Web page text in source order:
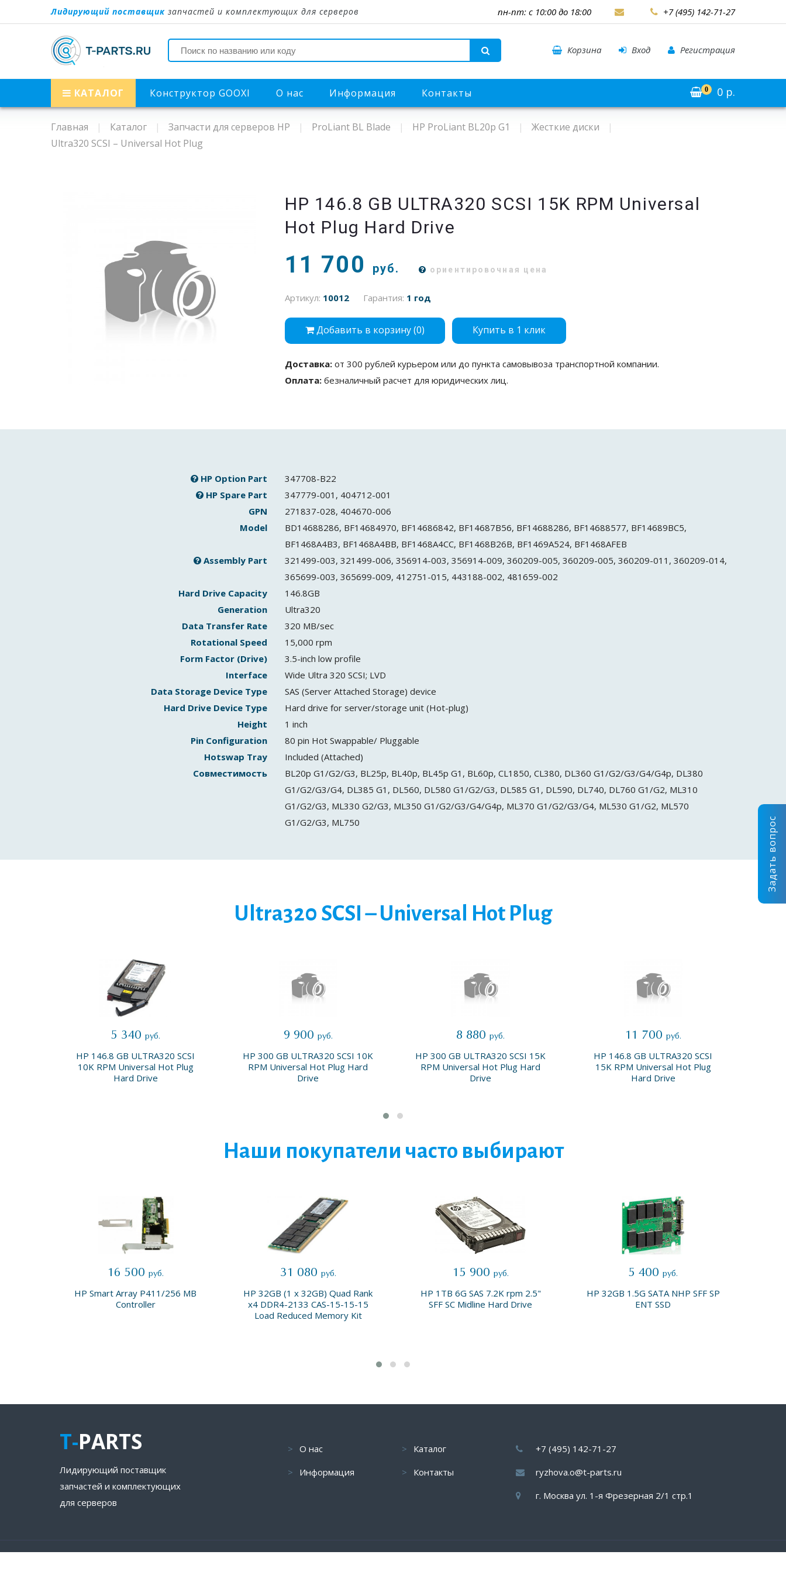
Лидирующий поставщик запчастей и комплектующих для серверов пн-пт: с 10:00 до 18:00 +7 (495) 142-71-27
Корзина Вход Регистрация
КАТАЛОГ Конструктор GOOXI О нас Информация Контакты 0 0 р.
Главная Каталог Запчасти для серверов HP ProLiant BL Blade HP ProLiant BL20p G1
Жесткие диски
Ultra320 SCSI – Universal Hot Plug
HP 146.8 GB ULTRA320 SCSI 15K RPM Universal
Hot Plug Hard Drive
11 700 руб. ориентировочная цена
Артикул: 10012 Гарантия: 1 год
Добавить в корзину (0) Купить в 1 клик
Доставка: от 300 рублей курьером или до пункта самовывоза транспортной компании.
Оплата: безналичный расчет для юридических лиц.
HP Option Part
347708-B22
HP Spare Part
347779-001, 404712-001
GPN
271837-028, 404670-006
Model
BD14688286, BF14684970, BF14686842, BF14687B56, BF14688286, BF14688577, BF14689BC5,
BF1468A4B3, BF1468A4BB, BF1468A4CC, BF1468B26B, BF1469A524, BF1468AFEB
Assembly Part
321499-003, 321499-006, 356914-003, 356914-009, 360209-005, 360209-005, 360209-011, 360209-014,
365699-003, 365699-009, 412751-015, 443188-002, 481659-002
Hard Drive Capacity
146.8GB
Generation
Ultra320
Data Transfer Rate
320 MB/sec
Rotational Speed
15,000 rpm
Form Factor (Drive)
3.5-inch low profile
Interface
Wide Ultra 320 SCSI; LVD
Data Storage Device Type
SAS (Server Attached Storage) device
Hard Drive Device Type
Hard drive for server/storage unit (Hot-plug)
Height
1 inch
Pin Configuration
80 pin Hot Swappable/ Pluggable
Hotswap Tray
Included (Attached)
Совместимость
BL20p G1/G2/G3, BL25p, BL40p, BL45p G1, BL60p, CL1850, CL380, DL360 G1/G2/G3/G4/G4p, DL380
G1/G2/G3/G4, DL385 G1, DL560, DL580 G1/G2/G3, DL585 G1, DL590, DL740, DL760 G1/G2, ML310
G1/G2/G3, ML330 G2/G3, ML350 G1/G2/G3/G4/G4p, ML370 G1/G2/G3/G4, ML530 G1/G2, ML570
G1/G2/G3, ML750
Ultra320 SCSI – Universal Hot Plug
5 340 руб.
HP 146.8 GB ULTRA320 SCSI
10K RPM Universal Hot Plug
Hard Drive
9 900 руб.
HP 300 GB ULTRA320 SCSI 10K
RPM Universal Hot Plug Hard
Drive
8 880 руб.
HP 300 GB ULTRA320 SCSI 15K
RPM Universal Hot Plug Hard
Drive
11 700 руб.
HP 146.8 GB ULTRA320 SCSI
15K RPM Universal Hot Plug
Hard Drive
Наши покупатели часто выбирают
16 500 руб.
HP Smart Array P411/256 MB
Controller
31 080 руб.
HP 32GB (1 x 32GB) Quad Rank
x4 DDR4-2133 CAS-15-15-15
Load Reduced Memory Kit
15 900 руб.
HP 1TB 6G SAS 7.2K rpm 2.5"
SFF SC Midline Hard Drive
5 400 руб.
HP 32GB 1.5G SATA NHP SFF SP
ENT SSD
T-PARTS
Лидирующий поставщик
запчастей и комплектующих
для серверов
О нас
Информация
Каталог
Контакты
+7 (495) 142-71-27
ryzhova.o@t-parts.ru
г. Москва ул. 1-я Фрезерная 2/1 стр.1
Задать вопрос